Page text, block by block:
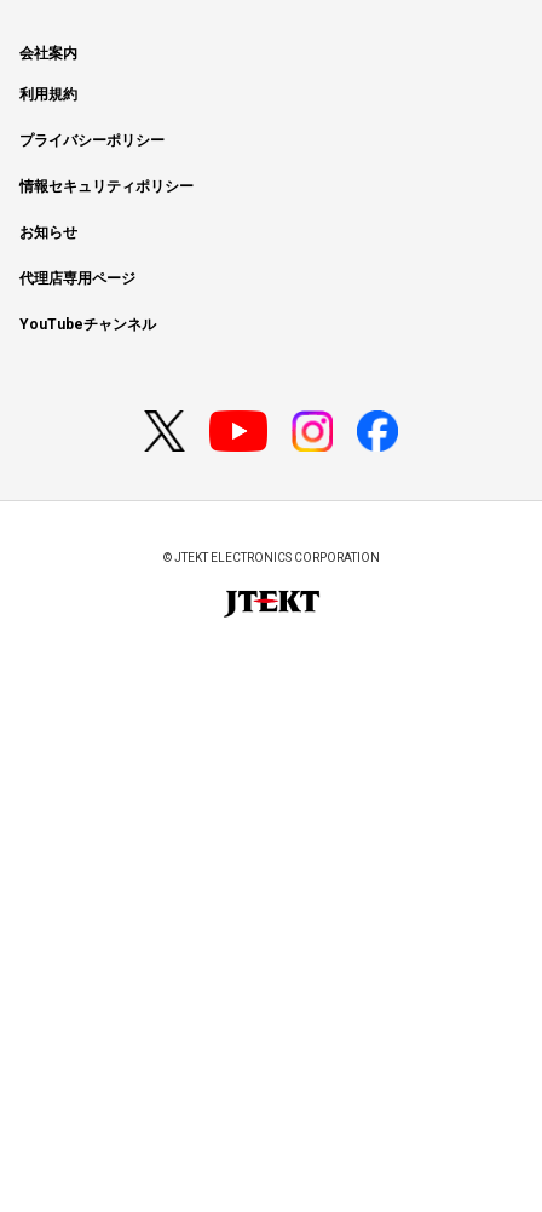
会社案内
利用規約
プライバシーポリシー
情報セキュリティポリシー
お知らせ
代理店専用ページ
YouTubeチャンネル
© JTEKT ELECTRONICS CORPORATION